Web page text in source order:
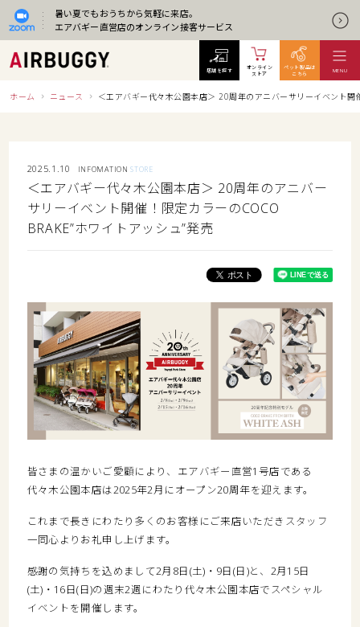
暑い夏でもおうちから気軽に来店。
エアバギー直営店のオンライン接客サービス
ホーム ニュース ＜エアバギー代々木公園本店＞ 20周年のアニバーサリーイベント開
2025.1.10 INFOMATION STORE
＜エアバギー代々木公園本店＞ 20周年のアニバー
サリーイベント開催！限定カラーのCOCO
BRAKE”ホワイトアッシュ”発売
皆さまの温かいご愛顧により、エアバギー直営1号店である
代々木公園本店は2025年2月にオープン20周年を迎えます。
これまで長きにわたり多くのお客様にご来店いただきスタッフ
一同心よりお礼申し上げます。
感謝の気持ちを込めまして2月8日(土)・9日(日)と、2月15日
(土)・16日(日)の週末2週にわたり代々木公園本店でスペシャル
イベントを開催します。
店舗を探す
オンライン
ストア
ペット製品は
こちら
MENU